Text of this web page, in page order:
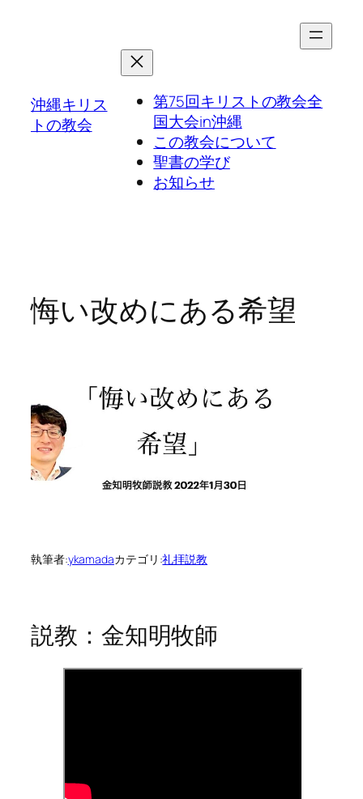
沖縄キリス
トの教会
第75回キリストの教会全
国大会in沖縄
この教会について
聖書の学び
お知らせ
悔い改めにある希望
執筆者:ykamadaカテゴリ:礼拝説教
説教：金知明牧師